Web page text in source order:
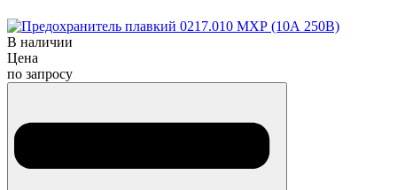
В наличии
Цена
по запросу